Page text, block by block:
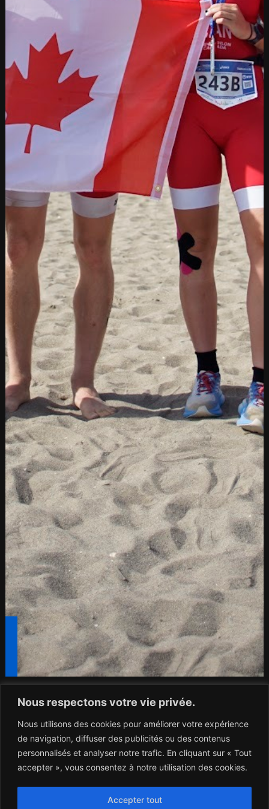
Nous respectons votre vie privée.
Nous utilisons des cookies pour améliorer votre expérience
de navigation, diffuser des publicités ou des contenus
personnalisés et analyser notre trafic. En cliquant sur « Tout
accepter », vous consentez à notre utilisation des cookies.
Accepter tout
Développement sportif personnalisé